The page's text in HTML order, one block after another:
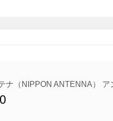
ナ（NIPPON ANTENNA） ア